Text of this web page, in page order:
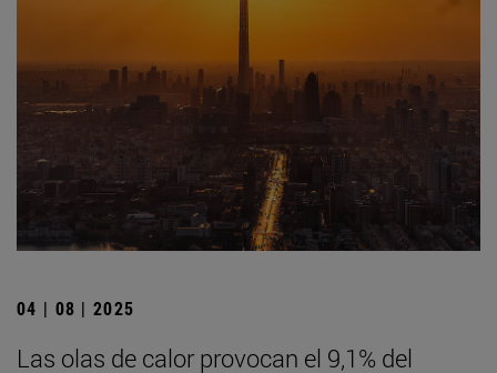
04 | 08 | 2025
Las olas de calor provocan el 9,1% del